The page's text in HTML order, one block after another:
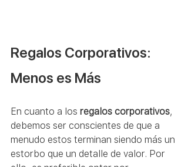
Regalos Corporativos:
Menos es Más
En cuanto a los regalos corporativos,
debemos ser conscientes de que a
menudo estos terminan siendo más un
estorbo que un detalle de valor. Por